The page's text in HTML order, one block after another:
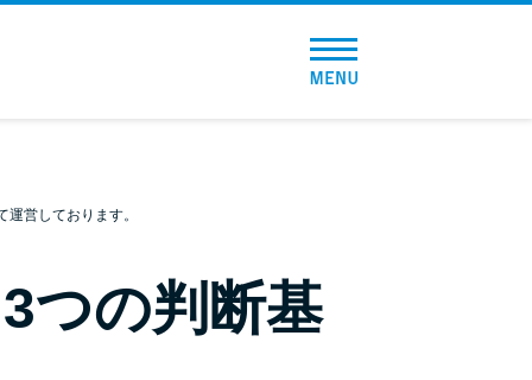
総合人気ランキング
とにかくすぐ借りたい方向け
バレずに借りたい方向け
営しております。
つの判断基